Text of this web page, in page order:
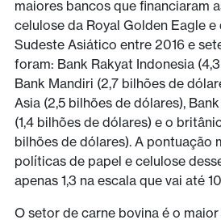
maiores bancos que financiaram
celulose da Royal Golden Eagle e
Sudeste Asiático entre 2016 e
foram: Bank Rakyat Indonesia
Bank Mandiri (2,7 bilhões de
Asia (2,5 bilhões de dólares),
(1,4 bilhões de dólares) e o
bilhões de dólares). A pontuação
políticas de papel e celulose
apenas 1,3 na escala que vai até
O setor de carne bovina é o